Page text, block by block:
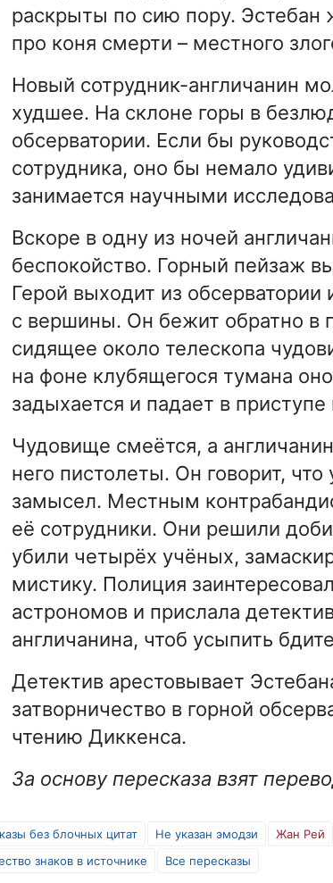
раскрыты по сию пору. Эстебан
про коня смерти – местного
Новый сотрудник-англичанин
худшее. На склоне горы в
обсерватории. Если бы
сотрудника, оно бы немало
занимается научными
Вскоре в одну из ночей
беспокойство. Горный пейзаж
Герой выходит из
с вершины. Он бежит обратно в
сидящее около телескопа
на фоне клубящегося тумана
задыхается и падает в приступе
Чудовище смеётся, а
него пистолеты. Он говорит, что
замысел. Местным
её сотрудники. Они решили
убили четырёх учёных,
мистику. Полиция
астрономов и прислала
англичанина, чтоб усыпить
Детектив арестовывает
затворничество в горной
чтению Диккенса.
За основу пересказа взят
без блочных цитат Не указан эмодзи Жан Рей
знаков в источнике
Все пересказы